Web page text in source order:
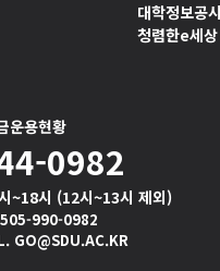
운용현황
대학정보공
청렴한e세상
0982
~18시 (12시~13시 제외)
990-0982
GO@SDU.AC.KR